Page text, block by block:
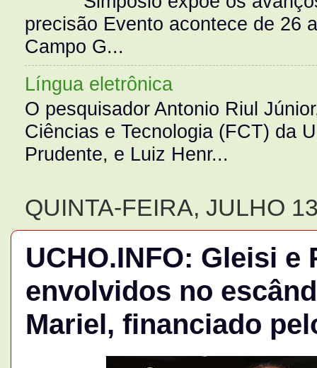
precisão Evento acontece de 26
Campo G...
Língua eletrônica
O pesquisador Antonio Riul
Ciências e Tecnologia (FCT) da
Prudente, e Luiz Henr...
QUINTA-FEIRA, JULHO
UCHO.INFO: Gleisi e
envolvidos no
Mariel, financiado